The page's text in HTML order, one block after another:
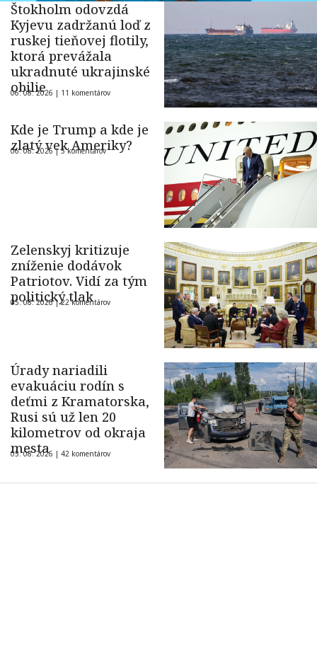
Štokholm odovzdá
Kyjevu zadržanú loď z
ruskej tieňovej flotily,
ktorá prevážala
ukradnuté ukrajinské
obilie
06. 08. 2026 | 11 komentárov
Kde je Trump a kde je
zlatý vek Ameriky?
06. 08. 2026 |5 komentárov
Zelenskyj kritizuje
zníženie dodávok
Patriotov. Vidí za tým
politický tlak
05. 08. 2026 |22 komentárov
Úrady nariadili
evakuáciu rodín s
deťmi z Kramatorska,
Rusi sú už len 20
kilometrov od okraja
mesta
05. 08. 2026 | 42 komentárov